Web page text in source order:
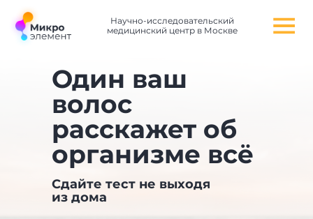
Научно-исследовательский
медицинский центр в Москве
Один ваш
волос
расскажет об
организме всё
Сдайте тест не выходя
из дома